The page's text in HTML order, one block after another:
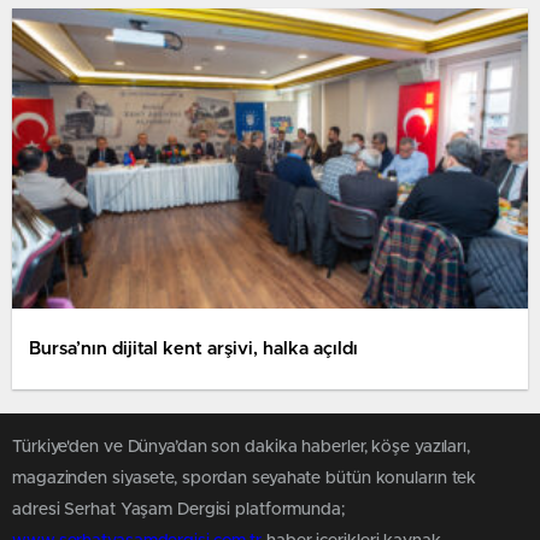
Bursa’nın dijital kent arşivi, halka açıldı
Türkiye'den ve Dünya’dan son dakika haberler, köşe yazıları,
magazinden siyasete, spordan seyahate bütün konuların tek
adresi Serhat Yaşam Dergisi platformunda;